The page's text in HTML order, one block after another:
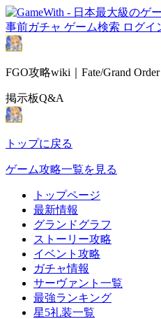
事前ガチャ ゲーム検索 ログイ
FGO攻略wiki｜Fate/Grand Order
掲示板Q&A
トップに戻る
ゲーム攻略一覧を見る
トップページ
最新情報
グランドグラフ
ストーリー攻略
イベント攻略
ガチャ情報
サーヴァント一覧
最強ランキング
星5礼装一覧